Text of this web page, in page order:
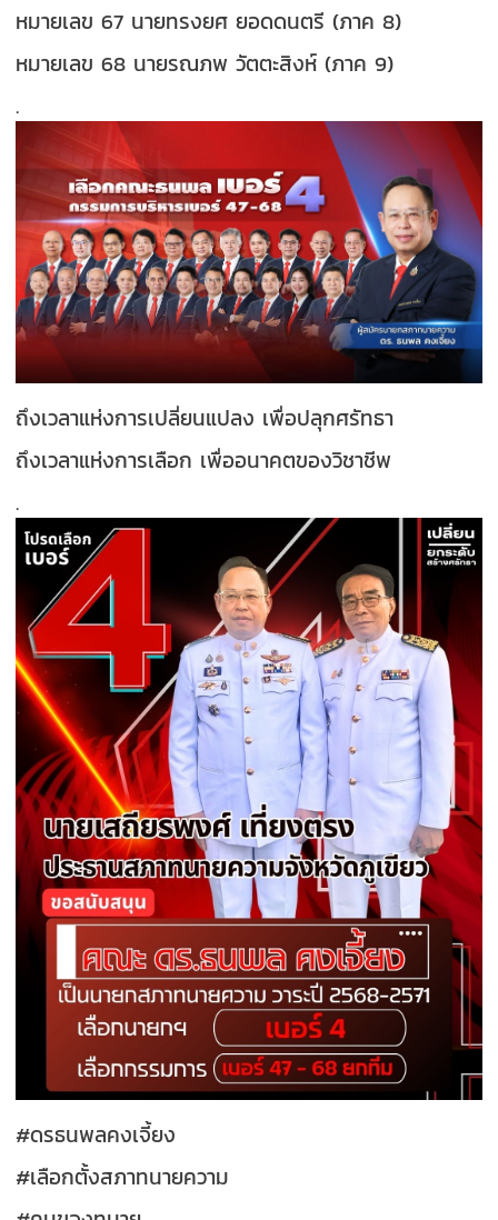
หมายเลข 67 นายทรงยศ ยอดดนตรี (ภาค 8)
หมายเลข 68 นายรณภพ วัตตะสิงห์ (ภาค 9)
.
ถึงเวลาแห่งการเปลี่ยนแปลง เพื่อปลุกศรัทธา
ถึงเวลาแห่งการเลือก เพื่ออนาคตของวิชาชีพ
.
#ดรธนพลคงเจี้ยง
#เลือกตั้งสภาทนายความ